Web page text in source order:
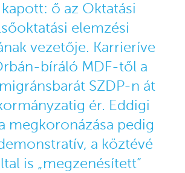
ő az Oktatási
elemzési
vezetője. Karrieríve
bíráló MDF-től a
SZDP-n át
ér. Eddigi
megkoronázása pedig
a köztévé
is „megzenésített”